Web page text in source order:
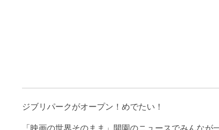
ジブリパークがオープン！めでたい！